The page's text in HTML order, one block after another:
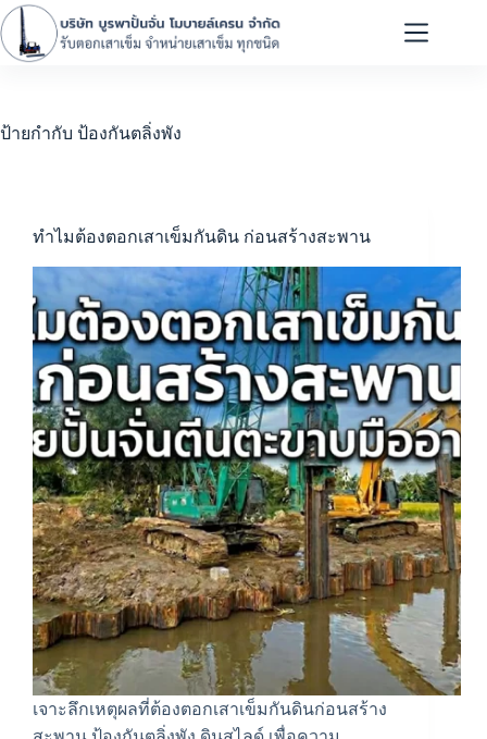
ป้ายกำกับ ป้องกันตลิ่งพัง
ทำไมต้องตอกเสาเข็มกันดิน ก่อนสร้างสะพาน
เจาะลึกเหตุผลที่ต้องตอกเสาเข็มกันดินก่อนสร้าง